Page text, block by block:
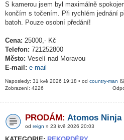
S kamerou jsem byl maximálně
končím s točením. Při rychlém jednání
batoh. Pouze osobní předání!
Cena: 25000,- Kč
Telefon: 721252800
Město: Veselí nad Moravou
E-mail: e-mail
Naposledy: 31 kvě 2026 19:18 • od country-man
Zobrazení: 4226
PRODÁM: Atomos Ninja
od reign » 23 kvě 2026 20:03